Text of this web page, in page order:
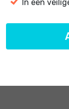
In een